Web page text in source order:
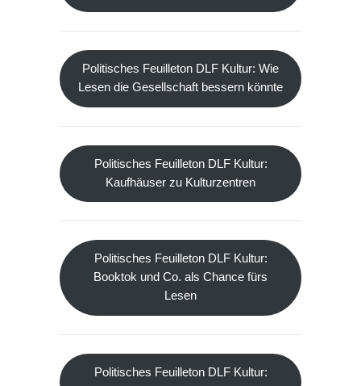
Politisches Feuilleton DLF Kultur: Wie
Lesen die Gesellschaft bessern könnte
Politisches Feuilleton DLF Kultur:
Kaufhäuser zu Kulturzentren
Politisches Feuilleton DLF Kultur:
Booktok und Co. als Chance fürs
Lesen
Politisches Feuilleton DLF Kultur: